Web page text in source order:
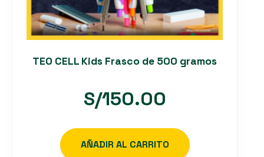
TEO CELL Kids Frasco de 500 gramos
S/150.00
AÑADIR AL CARRITO